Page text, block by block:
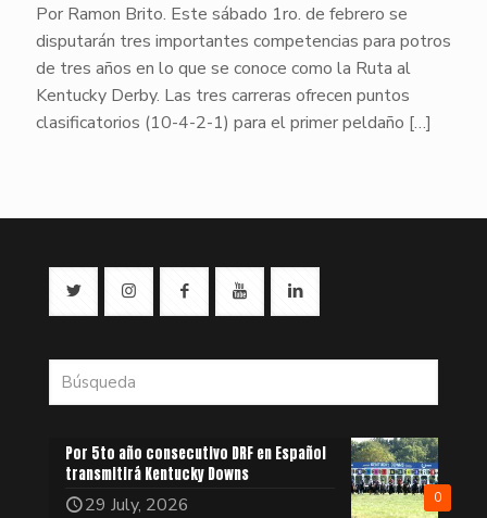
Por Ramon Brito. Este sábado 1ro. de febrero se
disputarán tres importantes competencias para potros
de tres años en lo que se conoce como la Ruta al
Kentucky Derby. Las tres carreras ofrecen puntos
clasificatorios (10-4-2-1) para el primer peldaño […]
0
Por 5to año consecutivo DRF en Español
transmitirá Kentucky Downs
29 July, 2026